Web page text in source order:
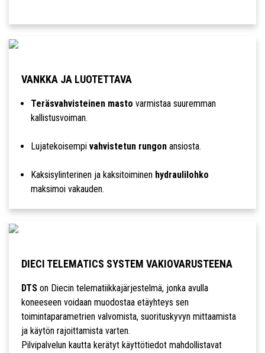
VANKKA JA LUOTETTAVA
Teräsvahvisteinen masto varmistaa suuremman
kallistusvoiman.
Lujatekoisempi vahvistetun rungonansiosta.
Kaksisylinterinen ja kaksitoiminen hydraulilohko
maksimoi vakauden.
DIECI TELEMATICS SYSTEM VAKIOVARUSTEENA
DTSon Diecin telematiikkajärjestelmä, jonka avulla
koneeseen voidaan muodostaa etäyhteys sen
toimintaparametrien valvomista, suorituskyvyn mittaamista
ja käytön rajoittamista varten.
Pilvipalvelun kautta kerätyt käyttötiedot mahdollistavat